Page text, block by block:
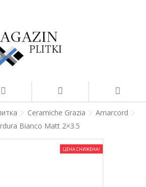
Ceramiche Grazia
Amarcord
Bianco Matt 2×3.5
ЦЕНА СНИЖЕНА!